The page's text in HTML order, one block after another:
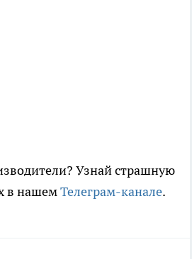
Узнай страшную
в нашемТелеграм-канале.